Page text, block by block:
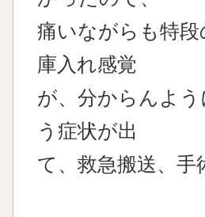
痛いながらも特
庫入れ感覚
が、分からんよ
う症状が出
て、救急搬送、